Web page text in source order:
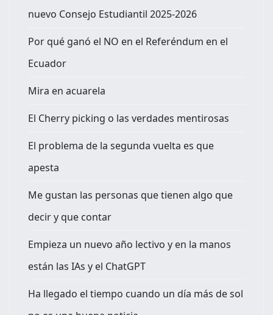
nuevo Consejo Estudiantil 2025-2026
Por qué ganó el NO en el Referéndum en el
Ecuador
Mira en acuarela
El Cherry picking o las verdades mentirosas
El problema de la segunda vuelta es que
apesta
Me gustan las personas que tienen algo que
decir y que contar
Empieza un nuevo año lectivo y en la manos
están las IAs y el ChatGPT
Ha llegado el tiempo cuando un día más de sol